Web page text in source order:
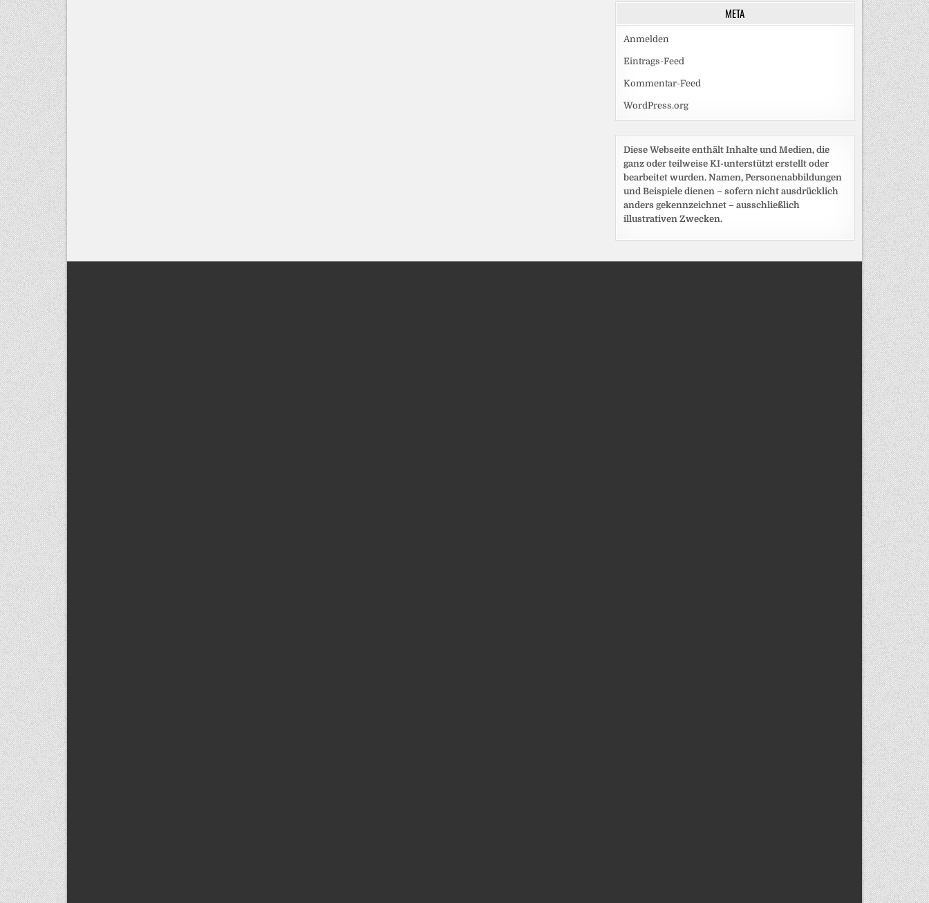
META
Anmelden
Eintrags-Feed
Kommentar-Feed
WordPress.org
Diese Webseite enthält Inhalte und Medien, die
ganz oder teilweise KI-unterstützt erstellt oder
bearbeitet wurden. Namen, Personenabbildungen
und Beispiele dienen – sofern nicht ausdrücklich
anders gekennzeichnet – ausschließlich
illustrativen Zwecken.